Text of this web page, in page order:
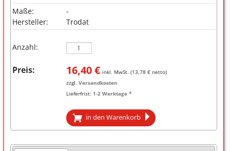
Maße:
-
Hersteller:
Trodat
Anzahl:
Preis: 16,40€ inkl. MwSt. (13,78€ netto)
zzgl. Versandkosten
Lieferfrist: 1-2 Werktage *
in den Warenkorb